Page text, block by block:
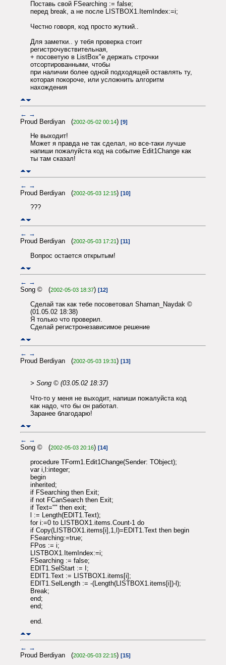
Поставь свой FSearching := false;
перед break, а не после LISTBOX1.ItemIndex:=i;
Честно говоря, код просто жуткий..
Для заметки.. у тебя проверка стоит
регистрочувствительная,
+ посоветую в ListBox"e держать строчки
отсортированными, чтобы
при наличии более одной подходящей оставлять ту,
которая покороче, или усложнить алгоритм
нахождения
← →
Proud Berdiyan (2002-05-02 00:14) [9]
Не выходит!
Может я правда не так сделал, но все-таки лучше
напиши пожалуйста код на событие Edit1Change как
ты там сказал!
← →
Proud Berdiyan (2002-05-03 12:15) [10]
???
← →
Proud Berdiyan (2002-05-03 17:21) [11]
Вопрос остается открытым!
← →
Song © (2002-05-03 18:37) [12]
Сделай так как тебе посоветовал Shaman_Naydak ©
(01.05.02 18:38)
Я только что проверил.
Сделай регистронезависимое решение
← →
Proud Berdiyan (2002-05-03 19:31) [13]
> Song © (03.05.02 18:37)
Что-то у меня не выходит, напиши пожалуйста код
как надо, что бы он работал.
Заранее благодарю!
← →
Song © (2002-05-03 20:16) [14]
procedure TForm1.Edit1Change(Sender: TObject);
var i,l:integer;
begin
inherited;
if FSearching then Exit;
if not FCanSearch then Exit;
if Text="" then exit;
l := Length(EDIT1.Text);
for i:=0 to LISTBOX1.items.Count-1 do
if Copy(LISTBOX1.items[i],1,l)=EDIT1.Text then begin
FSearching:=true;
FPos := i;
LISTBOX1.ItemIndex:=i;
FSearching := false;
EDIT1.SelStart := I;
EDIT1.Text := LISTBOX1.items[i];
EDIT1.SelLength := -(Length(LISTBOX1.items[i])-l);
Break;
end;
end;
end.
← →
Proud Berdiyan (2002-05-03 22:15) [15]